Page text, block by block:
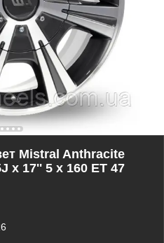
Mistral Anthracite
x 17'' 5 x 160 ET 47